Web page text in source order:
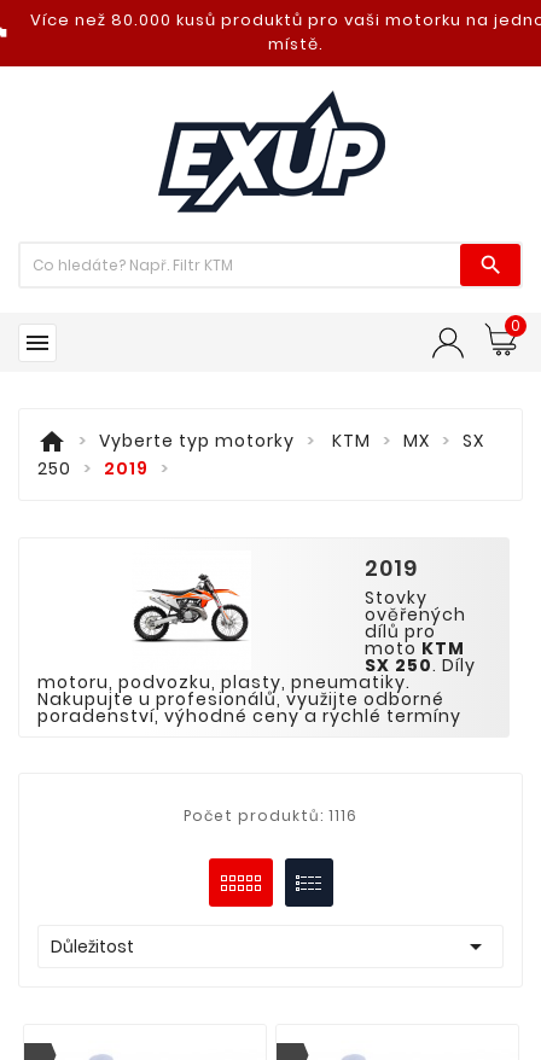
Více než 80.000 kusů produktů pro vaši motorku na
místě.


0
home Vyberte typ motorky KTM MX
SX
250
2019
2019
Stovky
ověřených
dílů pro
moto KTM
SX 250. Díly
motoru, podvozku, plasty, pneumatiky.
Nakupujte u profesionálů, využijte odborné
poradenství, výhodné ceny a rychlé termíny
Počet produktů: 1116
Důležitost 